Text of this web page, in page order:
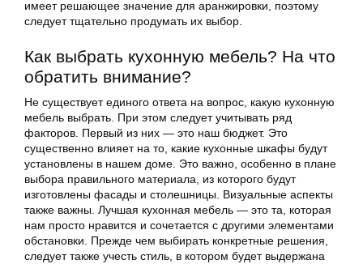
имеет решающее значение для аранжировки, поэтому
следует тщательно продумать их выбор.
Как выбрать кухонную мебель? На что
обратить внимание?
Не существует единого ответа на вопрос, какую кухонную
мебель выбрать. При этом следует учитывать ряд
факторов. Первый из них — это наш бюджет. Это
существенно влияет на то, какие кухонные шкафы будут
установлены в нашем доме. Это важно, особенно в плане
выбора правильного материала, из которого будут
изготовлены фасады и столешницы. Визуальные аспекты
также важны. Лучшая кухонная мебель — это та, которая
нам просто нравится и сочетается с другими элементами
обстановки. Прежде чем выбирать конкретные решения,
следует также учесть стиль, в котором будет выдержана